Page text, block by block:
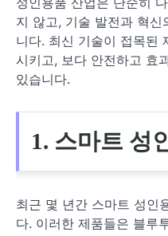
지 않고, 기술 발전과 혁
니다. 최신 기술이 접목된
시키고, 보다 안전하고 효
있습니다.
1. 스마트 성
최근 몇 년간 스마트 성인
다. 이러한 제품들은 블루